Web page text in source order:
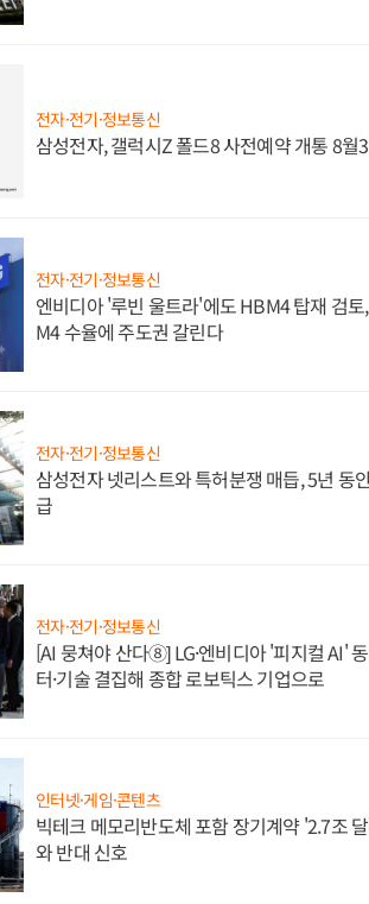
전자·전기·정보통신
삼성전자, 갤럭시Z 폴드8 사전예약 개통 8월
전자·전기·정보통신
엔비디아 '루빈 울트라'에도 HBM4 탑재 검
M4 수율에 주도권 갈린다
전자·전기·정보통신
삼성전자 넷리스트와 특허분쟁 매듭, 5년 동
급
전자·전기·정보통신
[AI 뭉쳐야 산다⑧] LG·엔비디아 '피지컬 AI'
터·기술 결집해 종합 로보틱스 기업으로
인터넷·게임·콘텐츠
빅테크 메모리반도체 포함 장기계약 '2.7조
와 반대 신호